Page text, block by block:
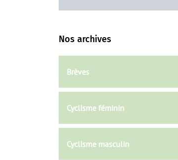
Nos archives
Brèves
Cyclisme féminin
Cyclisme masculin